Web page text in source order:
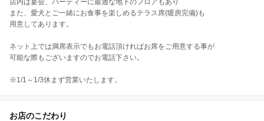
店内は宴会、パーティーに最適な地下のフロアもあり
また、愛犬とご一緒にお食事を楽しめるテラス席(暖房完備)も
用意してあります。
ネット上では満席表示でもお電話頂ければお席をご用意する事が
可能な際もございますのでお電話下さい。
※1/1～1/3休まず営業いたします。
お店のこだわり